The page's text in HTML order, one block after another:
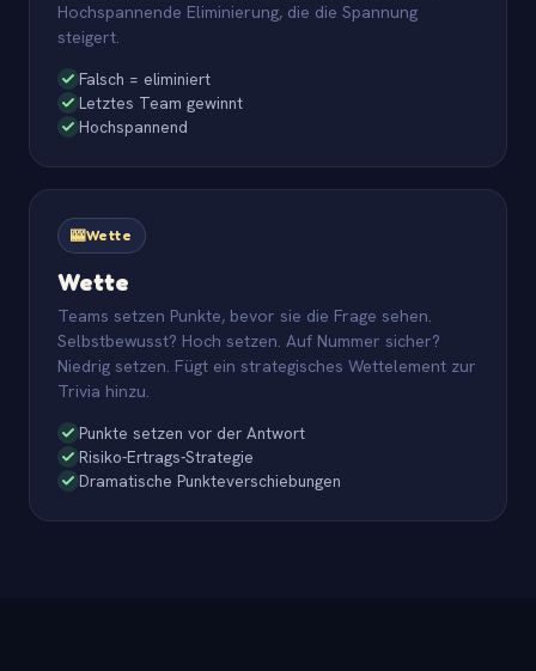
Hochspannende Eliminierung, die die Spannung
steigert.
Falsch = eliminiert
Letztes Team gewinnt
Hochspannend
🎰Wette
Wette
Teams setzen Punkte, bevor sie die Frage sehen.
Selbstbewusst? Hoch setzen. Auf Nummer sicher?
Niedrig setzen. Fügt ein strategisches Wettelement zur
Trivia hinzu.
Punkte setzen vor der Antwort
Risiko-Ertrags-Strategie
Dramatische Punkteverschiebungen